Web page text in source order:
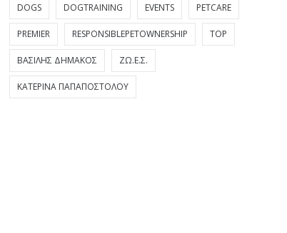
DOGS DOGTRAINING EVENTS PETCARE
PREMIER RESPONSIBLEPETOWNERSHIP TOP
ΒΑΣΊΛΗΣ ΔΗΜΆΚΟΣ ΖΩ.Ε.Σ.
ΚΑΤΕΡΊΝΑ ΠΑΠΑΠΟΣΤΌΛΟΥ